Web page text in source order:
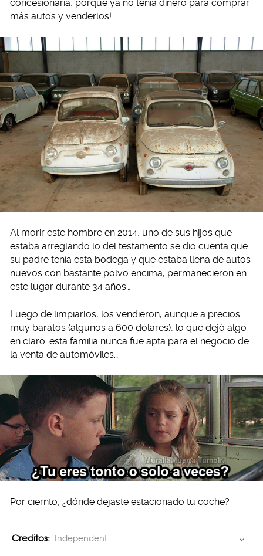
concesionaria, porque ya no tenía dinero para comprar
más autos y venderlos!
Al morir este hombre en 2014, uno de sus hijos que
estaba arreglando lo del testamento se dio cuenta que
su padre tenía esta bodega y que estaba llena de autos
nuevos con bastante polvo encima, permanecieron en
este lugar durante 34 años…
Luego de limpiarlos, los vendieron, aunque a precios
muy baratos (algunos a 600 dólares), lo que dejó algo
en claro: esta familia nunca fue apta para el negocio de
la venta de automóviles…
Por ciernto, ¿dónde dejaste estacionado tu coche?
Creditos: Independent